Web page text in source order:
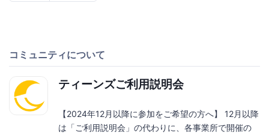
コミュニティについて
ティーンズご利用説明会
【2024年12月以降に参加をご希望の方へ】 12月以降
は「ご利用説明会」の代わりに、各事業所で開催の